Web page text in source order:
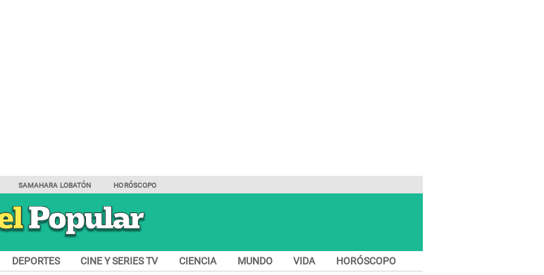
SAMAHARA LOBATÓN HORÓSCOPO
DEPORTES CINE Y SERIES TV CIENCIA MUNDO VIDA HORÓSCOPO